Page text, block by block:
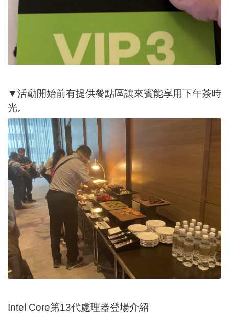
▼活動開始前有提供餐點區讓來賓能享用下午茶時
光。
Intel Core第13代處理器登場介紹